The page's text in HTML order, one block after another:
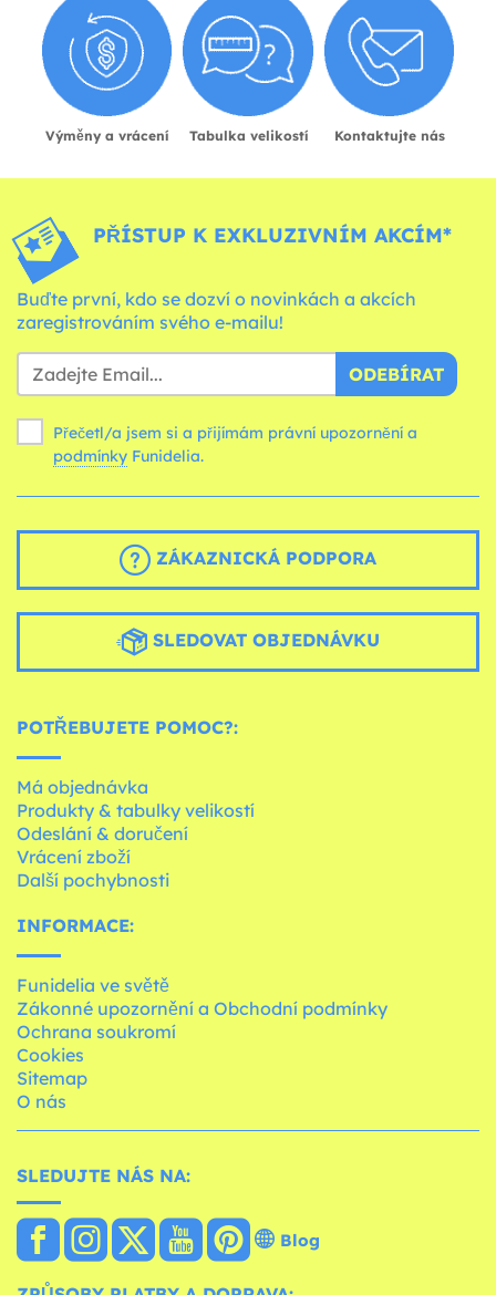
Výměny a vrácení Tabulka velikostí Kontaktujte nás
PŘÍSTUP K EXKLUZIVNÍM AKCÍM*
Buďte první, kdo se dozví o novinkách a akcích
zaregistrováním svého e-mailu!
ODEBÍRAT
Přečetl/a jsem si a přijímám právní upozornění a
podmínky Funidelia.
ZÁKAZNICKÁ PODPORA
SLEDOVAT OBJEDNÁVKU
POTŘEBUJETE POMOC?:
Má objednávka
Produkty & tabulky velikostí
Odeslání & doručení
Vrácení zboží
Další pochybnosti
INFORMACE:
Funidelia ve světě
Zákonné upozornění a Obchodní podmínky
Ochrana soukromí
Cookies
Sitemap
O nás
SLEDUJTE NÁS NA:
Blog